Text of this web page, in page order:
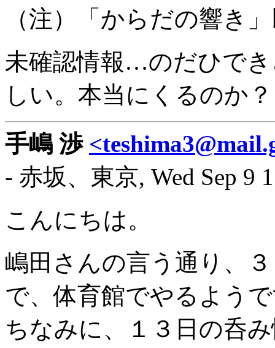
（注）「からだの響き
未確認情報…のだひで
しい。本当にくるのか？
手嶋 渉
- 赤坂、東京, Wed Sep 9
こんにちは。
嶋田さんの言う通り、
で、体育館でやるよう
ちなみに、１３日の呑